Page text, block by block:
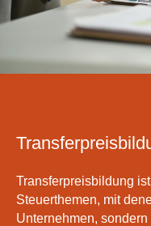
Transferpreisbildung
Steuerthemen, mit
Unternehmen,